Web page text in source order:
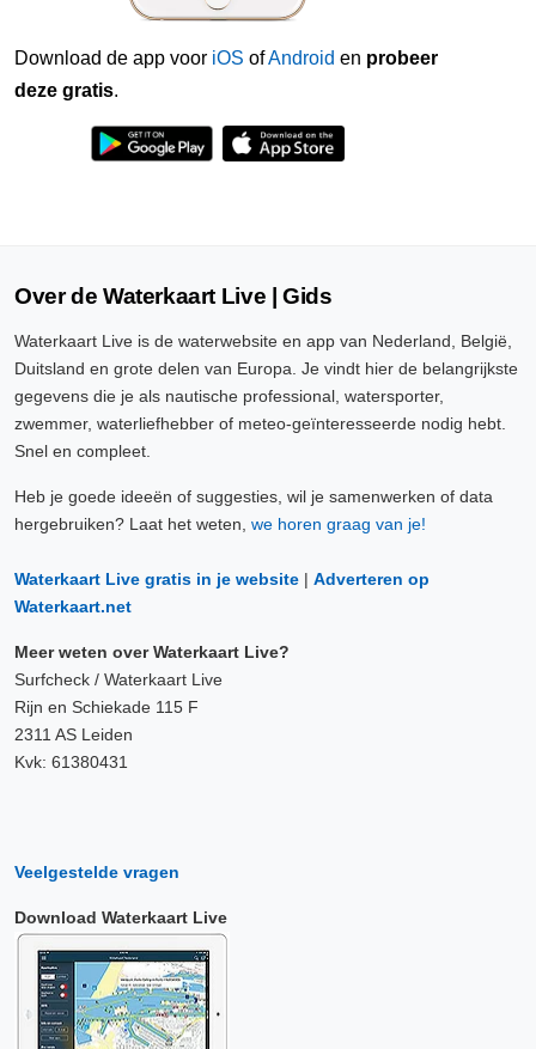
Download de app voor iOS ofAndroid en probeer
deze gratis.
Over de Waterkaart Live | Gids
Waterkaart Live is de waterwebsite en app van Nederland, België,
Duitsland en grote delen van Europa. Je vindt hier de belangrijkste
gegevens die je als nautische professional, watersporter,
zwemmer, waterliefhebber of meteo-geïnteresseerde nodig hebt.
Snel en compleet.
Heb je goede ideeën of suggesties, wil je samenwerken of data
hergebruiken? Laat het weten, we horen graag van je!
Waterkaart Live gratis in je website | Adverteren op
Waterkaart.net
Meer weten over Waterkaart Live?
Surfcheck / Waterkaart Live
Rijn en Schiekade 115 F
2311 AS Leiden
Kvk: 61380431
Veelgestelde vragen
Download Waterkaart Live